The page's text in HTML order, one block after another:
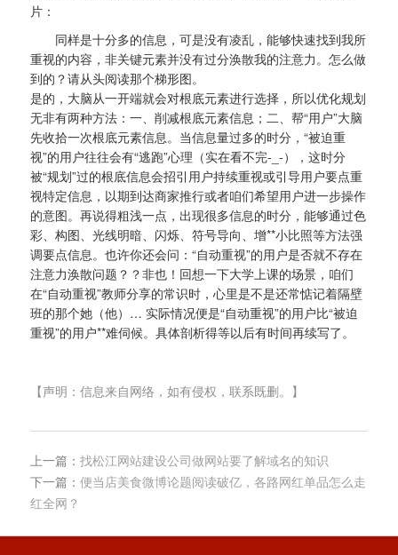
片：
同样是十分多的信息，可是没有凌乱，能够快速找到我所
重视的内容，非关键元素并没有过分涣散我的注意力。怎么做
到的？请从头阅读那个梯形图。
是的，大脑从一开端就会对根底元素进行选择，所以优化规划
无非有两种方法：一、削减根底元素信息；二、帮“用户”大脑
先收拾一次根底元素信息。当信息量过多的时分，“被迫重
视”的用户往往会有“逃跑”心理（实在看不完-_-），这时分
被“规划”过的根底信息会招引用户持续重视或引导用户要点重
视特定信息，以期到达商家推行或者咱们希望用户进一步操作
的意图。再说得粗浅一点，出现很多信息的时分，能够通过色
彩、构图、光线明暗、闪烁、符号导向、增**小比照等方法强
调要点信息。也许你还会问：“自动重视”的用户是否就不存在
注意力涣散问题？？非也！回想一下大学上课的场景，咱们
在“自动重视”教师分享的常识时，心里是不是还常惦记着隔壁
班的那个她（他）… 实际情况便是“自动重视”的用户比“被迫
重视”的用户**难伺候。具体剖析得等以后有时间再续写了。
【声明：信息来自网络，如有侵权，联系既删。】
上一篇： 找松江网站建设公司做网站要了解域名的知识
下一篇： 便当店美食微博论题阅读破亿，各路网红单品怎么走
红全网？